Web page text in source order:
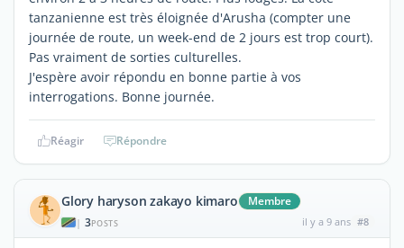
tanzanienne est très éloignée d'Arusha (compter une
journée de route, un week-end de 2 jours est trop court).
Pas vraiment de sorties culturelles.
J'espère avoir répondu en bonne partie à vos
interrogations. Bonne journée.
Réagir Répondre
Glory haryson zakayo kimaro Membre
| 3POSTS il y a 9 ans #8